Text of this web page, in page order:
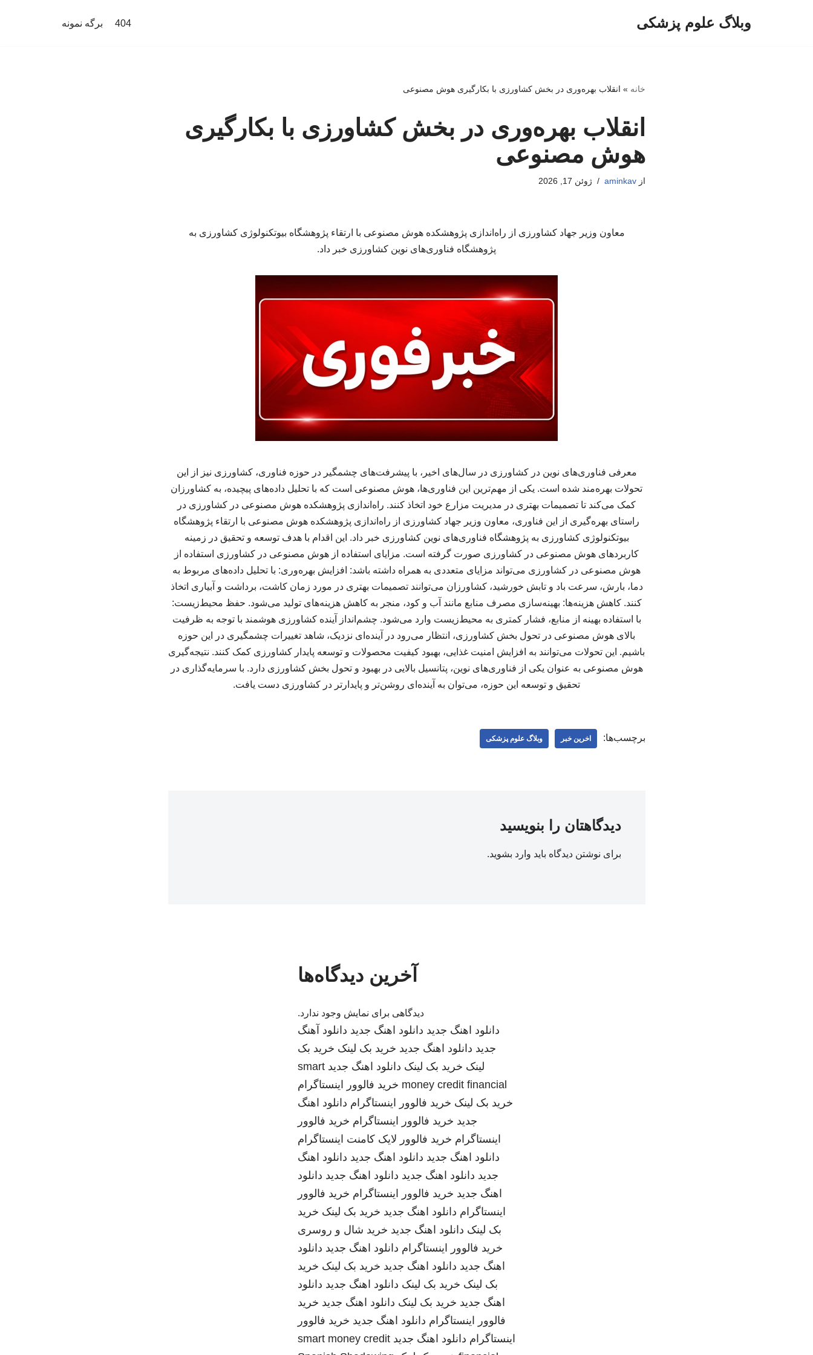
وبلاگ علوم پزشکی 404 برگه نمونه
خانه » انقلاب بهره‌وری در بخش کشاورزی با بکارگیری هوش مصنوعی
انقلاب بهره‌وری در بخش کشاورزی با بکارگیری
هوش مصنوعی
ازaminkav ژوئن 17, 2026
معاون وزیر جهاد کشاورزی از راه‌اندازی پژوهشکده هوش مصنوعی با ارتقاء پژوهشگاه بیوتکنولوژی کشاورزی به
پژوهشگاه فناوری‌های نوین کشاورزی خبر داد.
معرفی فناوری‌های نوین در کشاورزی در سال‌های اخیر، با پیشرفت‌های چشمگیر در حوزه فناوری، کشاورزی نیز از این
تحولات بهره‌مند شده است. یکی از مهم‌ترین این فناوری‌ها، هوش مصنوعی است که با تحلیل داده‌های پیچیده، به کشاورزان
کمک می‌کند تا تصمیمات بهتری در مدیریت مزارع خود اتخاذ کنند. راه‌اندازی پژوهشکده هوش مصنوعی در کشاورزی در
راستای بهره‌گیری از این فناوری، معاون وزیر جهاد کشاورزی از راه‌اندازی پژوهشکده هوش مصنوعی با ارتقاء پژوهشگاه
بیوتکنولوژی کشاورزی به پژوهشگاه فناوری‌های نوین کشاورزی خبر داد. این اقدام با هدف توسعه و تحقیق در زمینه
کاربردهای هوش مصنوعی در کشاورزی صورت گرفته است. مزایای استفاده از هوش مصنوعی در کشاورزی استفاده از
هوش مصنوعی در کشاورزی می‌تواند مزایای متعددی به همراه داشته باشد: افزایش بهره‌وری: با تحلیل داده‌های مربوط به
دما، بارش، سرعت باد و تابش خورشید، کشاورزان می‌توانند تصمیمات بهتری در مورد زمان کاشت، برداشت و آبیاری اتخاذ
کنند. کاهش هزینه‌ها: بهینه‌سازی مصرف منابع مانند آب و کود، منجر به کاهش هزینه‌های تولید می‌شود. حفظ محیط‌زیست:
با استفاده بهینه از منابع، فشار کمتری به محیط‌زیست وارد می‌شود. چشم‌انداز آینده کشاورزی هوشمند با توجه به ظرفیت
بالای هوش مصنوعی در تحول بخش کشاورزی، انتظار می‌رود در آینده‌ای نزدیک، شاهد تغییرات چشمگیری در این حوزه
باشیم. این تحولات می‌توانند به افزایش امنیت غذایی، بهبود کیفیت محصولات و توسعه پایدار کشاورزی کمک کنند. نتیجه‌گیری
هوش مصنوعی به عنوان یکی از فناوری‌های نوین، پتانسیل بالایی در بهبود و تحول بخش کشاورزی دارد. با سرمایه‌گذاری در
تحقیق و توسعه این حوزه، می‌توان به آینده‌ای روشن‌تر و پایدارتر در کشاورزی دست یافت.
برچسب‌ها: اخرین خبر وبلاگ علوم پزشکی
دیدگاهتان را بنویسید
برای نوشتن دیدگاه باید وارد بشوید.
آخرین دیدگاه‌ها
دیدگاهی برای نمایش وجود ندارد.
دانلود اهنگ جدید دانلود اهنگ جدید دانلود آهنگ
جدید دانلود اهنگ جدید خرید بک لینک خرید بک
لینک خرید بک لینک دانلود اهنگ جدید smart
money credit financial خرید فالوور اینستاگرام
خرید بک لینک خرید فالوور اینستاگرام دانلود اهنگ
جدید خرید فالوور اینستاگرام خرید فالوور
اینستاگرام خرید فالوور لایک کامنت اینستاگرام
دانلود اهنگ جدید دانلود اهنگ جدید دانلود اهنگ
جدید دانلود اهنگ جدید دانلود اهنگ جدید دانلود
اهنگ جدید خرید فالوور اینستاگرام خرید فالوور
اینستاگرام دانلود اهنگ جدید خرید بک لینک خرید
بک لینک دانلود اهنگ جدید خرید شال و روسری
خرید فالوور اینستاگرام دانلود اهنگ جدید دانلود
اهنگ جدید دانلود اهنگ جدید خرید بک لینک خرید
بک لینک خرید بک لینک دانلود اهنگ جدید دانلود
اهنگ جدید خرید بک لینک دانلود اهنگ جدید خرید
فالوور اینستاگرام دانلود اهنگ جدید خرید فالوور
اینستاگرام دانلود اهنگ جدید smart money credit